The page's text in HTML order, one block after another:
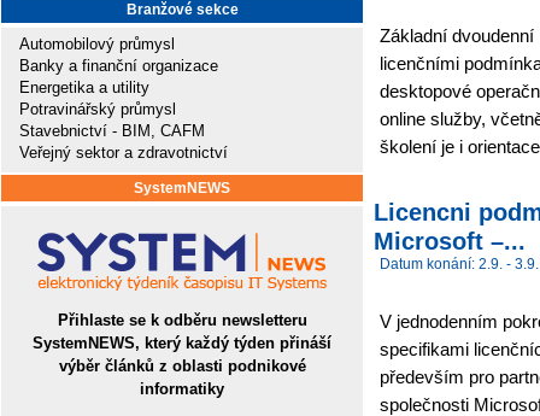
Branžové sekce
Automobilový průmysl
Banky a finanční organizace
Energetika a utility
Potravinářský průmysl
Stavebnictví - BIM, CAFM
Veřejný sektor a zdravotnictví
SystemNEWS
Přihlaste se k odběru newsletteru
SystemNEWS, který každý týden přináší
výběr článků z oblasti podnikové
informatiky
Základní
licenčními
desktopové
online služby,
školení je i
Licencni
Microsoft –...
Datum konání: 2.9. - 3.9.
V jednodenním
specifikami
především pro
společnosti